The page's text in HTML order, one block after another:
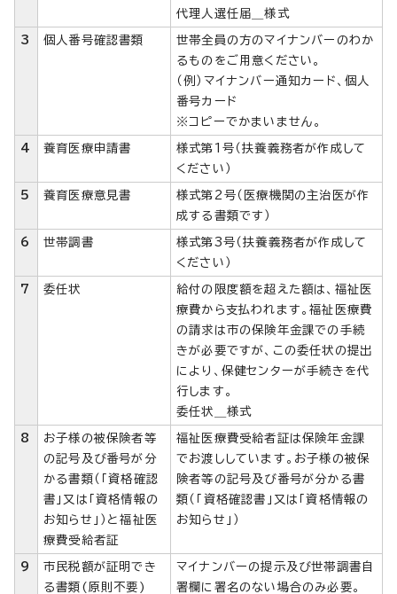
代理人選任届＿様式
3 個人番号確認書類
世帯全員の方のマイナンバーのわか
るものをご用意ください。
（例）マイナンバー通知カード、個人
番号カード
※コピーでかまいません。
4 養育医療申請書
様式第1号（扶養義務者が作成して
ください）
5 養育医療意見書
様式第2号（医療機関の主治医が作
成する書類です）
6 世帯調書
様式第3号（扶養義務者が作成して
ください）
7 委任状
給付の限度額を超えた額は、福祉医
療費から支払われます。福祉医療費
の請求は市の保険年金課での手続
きが必要ですが、この委任状の提出
により、保健センターが手続きを代
行します。
委任状＿様式
8
お子様の被保険者等
の記号及び番号が分
かる書類（「資格確認
書」又は「資格情報の
お知らせ」）と福祉医
療費受給者証
福祉医療費受給者証は保険年金課
でお渡ししています。お子様の被保
険者等の記号及び番号が分かる書
類（「資格確認書」又は「資格情報の
お知らせ」）
9
市民税額が証明でき
る書類(原則不要)
マイナンバーの提示及び世帯調書自
署欄に署名のない場合のみ必要。